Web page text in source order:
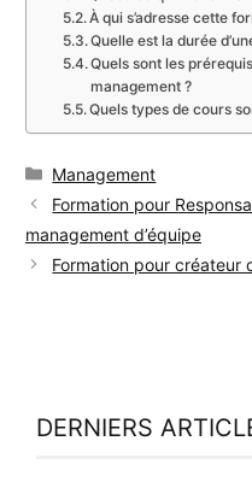
À qui s’adresse cette
Quelle est la durée
Quels sont les
management ?
Quels types de cours
Catégories
Management
Formation pour
management d’équipe
Formation pour créateur
DERNIERS